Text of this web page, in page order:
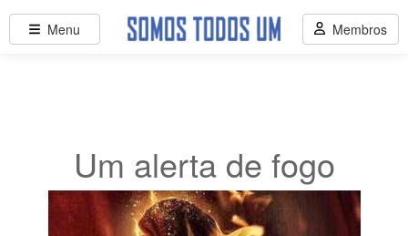
Um alerta de fogo
Menu Membros